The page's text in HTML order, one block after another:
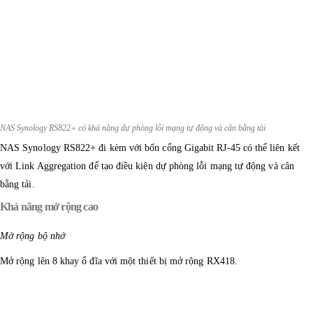
NAS Synology RS822+ có khả năng dự phòng lỗi mạng tự động và cân bằng tải
NAS Synology RS822+ đi kèm với bốn cổng Gigabit RJ-45 có thể liên kết
với Link Aggregation để tạo điều kiện dự phòng lỗi mạng tự động và cân
bằng tải.
Khả năng mở rộng cao
Mở rộng bộ nhớ
Mở rộng lên 8 khay ổ đĩa với một thiết bị mở rộng RX418.